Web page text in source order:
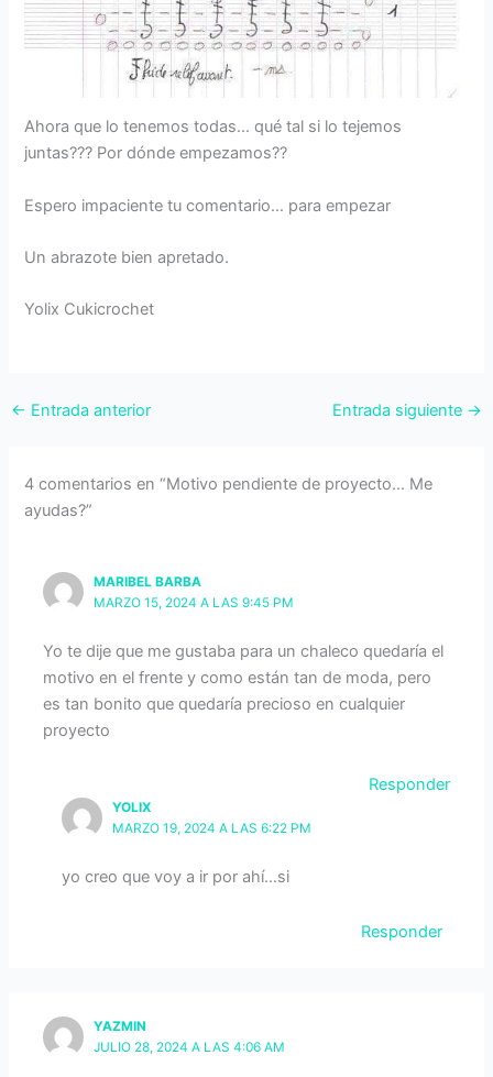
Ahora que lo tenemos todas… qué tal si lo tejemos
juntas??? Por dónde empezamos??
Espero impaciente tu comentario… para empezar
Un abrazote bien apretado.
Yolix Cukicrochet
← Entrada anterior Entrada siguiente →
4 comentarios en “Motivo pendiente de proyecto… Me
ayudas?”
MARIBEL BARBA
MARZO 15, 2024 A LAS 9:45 PM
Yo te dije que me gustaba para un chaleco quedaría el
motivo en el frente y como están tan de moda, pero
es tan bonito que quedaría precioso en cualquier
proyecto
Responder
YOLIX
MARZO 19, 2024 A LAS 6:22 PM
yo creo que voy a ir por ahí…si
Responder
YAZMIN
JULIO 28, 2024 A LAS 4:06 AM